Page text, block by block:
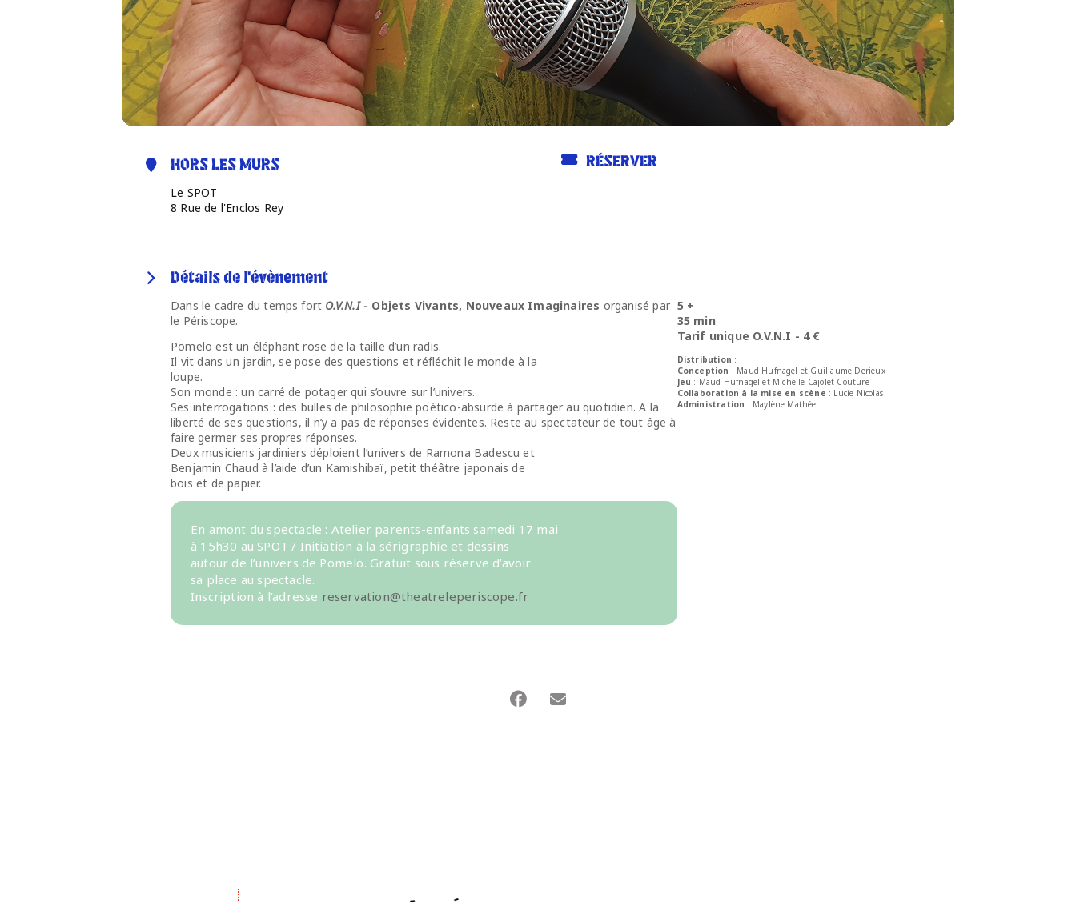
HORS LES MURS
Le SPOT
8 Rue de l'Enclos Rey
RÉSERVER
Détails de l'évènement
Dans le cadre du temps fort O.V.N.I - Objets Vivants, Nouveaux Imaginaires organisé par
le Périscope.
Pomelo est un éléphant rose de la taille d’un radis.
Il vit dans un jardin, se pose des questions et réfléchit le monde à la
loupe.
Son monde : un carré de potager qui s’ouvre sur l’univers.
Ses interrogations : des bulles de philosophie poético-absurde à partager au quotidien. A la
liberté de ses questions, il n’y a pas de réponses évidentes. Reste au spectateur de tout âge à
faire germer ses propres réponses.
Deux musiciens jardiniers déploient l’univers de Ramona Badescu et
Benjamin Chaud à l’aide d’un Kamishibaï, petit théâtre japonais de
bois et de papier.
En amont du spectacle : Atelier parents-enfants samedi 17 mai
à 15h30 au SPOT / Initiation à la sérigraphie et dessins
autour de l’univers de Pomelo. Gratuit sous réserve d’avoir
sa place au spectacle.
Inscription à l’adresse reservation@theatreleperiscope.fr
5 +
35 min
Tarif unique O.V.N.I - 4 €
Distribution :
Conception : Maud Hufnagel et Guillaume Derieux
Jeu : Maud Hufnagel et Michelle Cajolet-Couture
Collaboration à la mise en scène : Lucie Nicolas
Administration : Maylène Mathée